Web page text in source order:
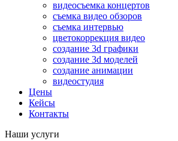
видеосъемка концертов
съемка видео обзоров
съемка интервью
цветокоррекция видео
создание 3d графики
создание 3d моделей
создание анимации
видеостудия
Цены
Кейсы
Контакты
Наши услуги